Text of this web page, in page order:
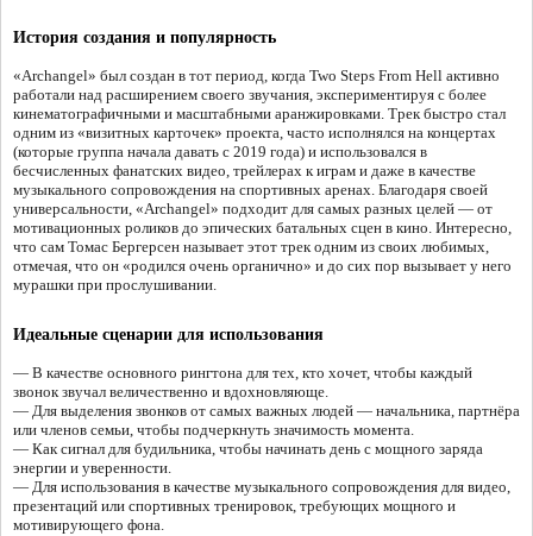
История создания и популярность
«Archangel» был создан в тот период, когда Two Steps From Hell активно
работали над расширением своего звучания, экспериментируя с более
кинематографичными и масштабными аранжировками. Трек быстро стал
одним из «визитных карточек» проекта, часто исполнялся на концертах
(которые группа начала давать с 2019 года) и использовался в
бесчисленных фанатских видео, трейлерах к играм и даже в качестве
музыкального сопровождения на спортивных аренах. Благодаря своей
универсальности, «Archangel» подходит для самых разных целей — от
мотивационных роликов до эпических батальных сцен в кино. Интересно,
что сам Томас Бергерсен называет этот трек одним из своих любимых,
отмечая, что он «родился очень органично» и до сих пор вызывает у него
мурашки при прослушивании.
Идеальные сценарии для использования
— В качестве основного рингтона для тех, кто хочет, чтобы каждый
звонок звучал величественно и вдохновляюще.
— Для выделения звонков от самых важных людей — начальника, партнёра
или членов семьи, чтобы подчеркнуть значимость момента.
— Как сигнал для будильника, чтобы начинать день с мощного заряда
энергии и уверенности.
— Для использования в качестве музыкального сопровождения для видео,
презентаций или спортивных тренировок, требующих мощного и
мотивирующего фона.